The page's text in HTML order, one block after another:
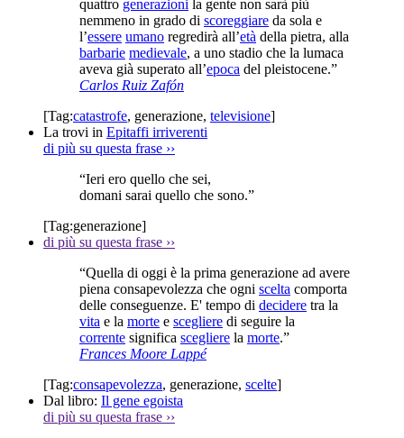
quattro generazioni la gente non sarà più
nemmeno in grado di scoreggiare da sola e
l’essere umano regredirà all’età della pietra, alla
barbarie medievale, a uno stadio che la lumaca
aveva già superato all’epoca del pleistocene.”
Carlos Ruiz Zafón
[Tag:catastrofe, generazione, televisione]
La trovi in Epitaffi irriverenti
di più su questa frase ››
“Ieri ero quello che sei,
domani sarai quello che sono.”
[Tag:generazione]
di più su questa frase ››
“Quella di oggi è la prima generazione ad avere
piena consapevolezza che ogni scelta comporta
delle conseguenze. E' tempo di decidere tra la
vita e la morte e scegliere di seguire la
corrente significa scegliere la morte.”
Frances Moore Lappé
[Tag:consapevolezza, generazione, scelte]
Dal libro: Il gene egoista
di più su questa frase ››